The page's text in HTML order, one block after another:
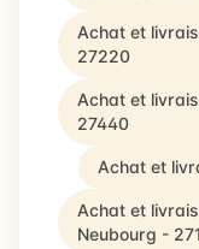
Achat et
27220
Achat et
27440
Achat et
Achat et
Neubourg -